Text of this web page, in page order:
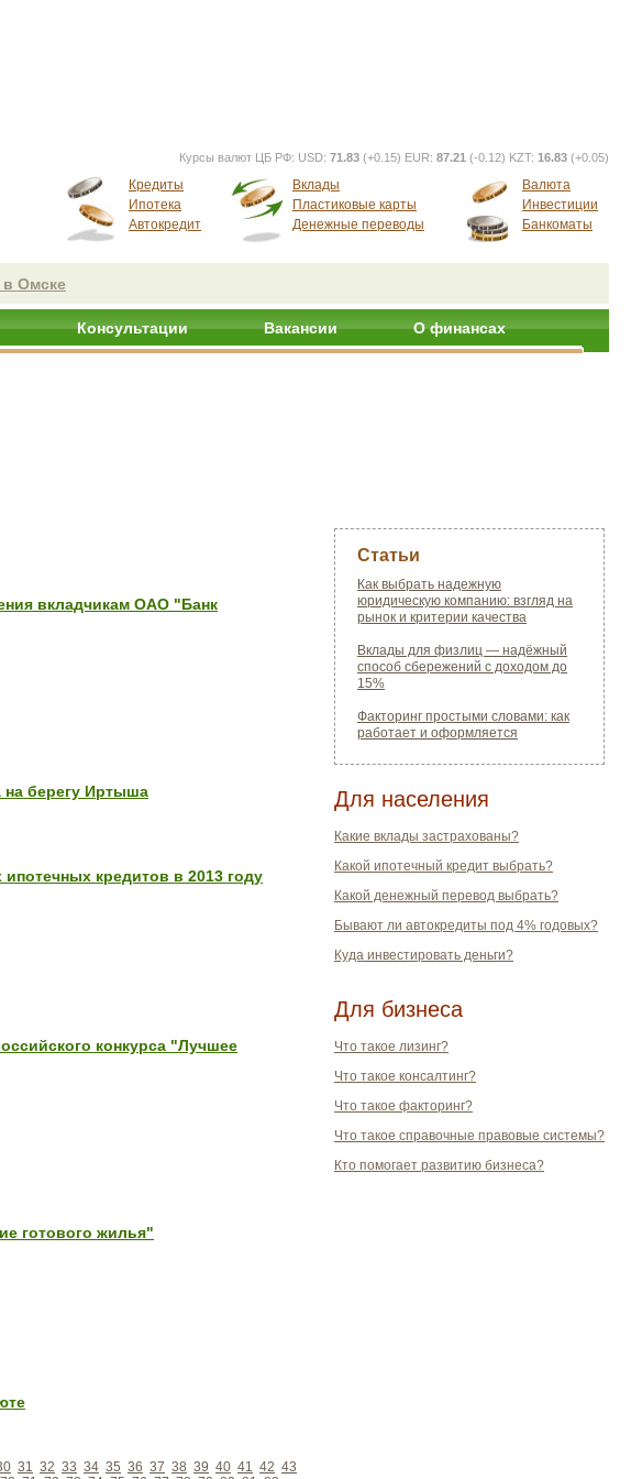
Курсы валют ЦБ РФ: USD: 71.83 (+0.15) EUR: 87.21 (-0.12) KZT: 16.83 (+0.05)
Кредиты
Ипотека
Автокредит
Вклады
Пластиковые карты
Денежные переводы
Валюта
Инвестиции
Банкоматы
в Омске
Консультации Вакансии О финансах
вкладчикам ОАО "Банк
на берегу Иртыша
кредитов в 2013 году
конкурса "Лучшее
готового жилья"
31 32 33 34 35 36 37 38 39 40 41 42 43
Статьи
Как выбрать надежную
юридическую компанию: взгляд на
рынок и критерии качества
Вклады для физлиц — надёжный
способ сбережений с доходом до
15%
Факторинг простыми словами: как
работает и оформляется
Для населения
Какие вклады застрахованы?
Какой ипотечный кредит выбрать?
Какой денежный перевод выбрать?
Бывают ли автокредиты под 4% годовых?
Куда инвестировать деньги?
Для бизнеса
Что такое лизинг?
Что такое консалтинг?
Что такое факторинг?
Что такое справочные правовые системы?
Кто помогает развитию бизнеса?